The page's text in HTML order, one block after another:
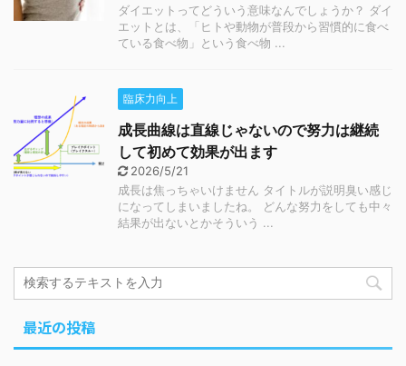
ダイエットってどういう意味なんでしょうか？ ダイ
エットとは、「ヒトや動物が普段から習慣的に食べ
ている食べ物」という食べ物 ...
臨床力向上
成長曲線は直線じゃないので努力は継続
して初めて効果が出ます
2026/5/21
成長は焦っちゃいけません タイトルが説明臭い感じ
になってしまいましたね。 どんな努力をしても中々
結果が出ないとかそういう ...
最近の投稿